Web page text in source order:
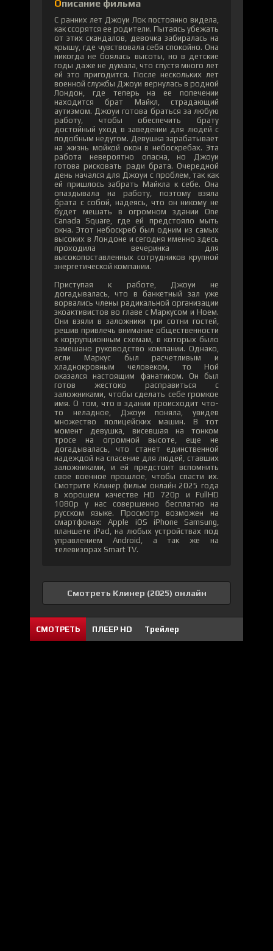
Описание фильма
С ранних лет Джоуи Лок постоянно видела,
как ссорятся ее родители. Пытаясь убежать
от этих скандалов, девочка забиралась на
крышу, где чувствовала себя спокойно. Она
никогда не боялась высоты, но в детские
годы даже не думала, что спустя много лет
ей это пригодится. После нескольких лет
военной службы Джоуи вернулась в родной
Лондон, где теперь на ее попечении
находится брат Майкл, страдающий
аутизмом. Джоуи готова браться за любую
работу, чтобы обеспечить брату
достойный уход в заведении для людей с
подобным недугом. Девушка зарабатывает
на жизнь мойкой окон в небоскребах. Эта
работа невероятно опасна, но Джоуи
готова рисковать ради брата. Очередной
день начался для Джоуи с проблем, так как
ей пришлось забрать Майкла к себе. Она
опаздывала на работу, поэтому взяла
брата с собой, надеясь, что он никому не
будет мешать в огромном здании One
Canada Square, где ей предстояло мыть
окна. Этот небоскреб был одним из самых
высоких в Лондоне и сегодня именно здесь
проходила вечеринка для
высокопоставленных сотрудников крупной
энергетической компании.
Приступая к работе, Джоуи не
догадывалась, что в банкетный зал уже
ворвались члены радикальной организации
экоактивистов во главе с Маркусом и Ноем.
Они взяли в заложники три сотни гостей,
решив привлечь внимание общественности
к коррупционным схемам, в которых было
замешано руководство компании. Однако,
если Маркус был расчетливым и
хладнокровным человеком, то Ной
оказался настоящим фанатиком. Он был
готов жестоко расправиться с
заложниками, чтобы сделать себе громкое
имя. О том, что в здании происходит что-
то неладное, Джоуи поняла, увидев
множество полицейских машин. В тот
момент девушка, висевшая на тонком
тросе на огромной высоте, еще не
догадывалась, что станет единственной
надеждой на спасение для людей, ставших
заложниками, и ей предстоит вспомнить
свое военное прошлое, чтобы спасти их.
Смотрите Клинер фильм онлайн 2025 года
в хорошем качестве HD 720p и FullHD
1080p у нас совершенно бесплатно на
русском языке. Просмотр возможен на
смартфонах: Apple iOS iPhone Samsung,
планшете iPad, на любых устройствах под
управлением Android, а так же на
телевизорах Smart TV.
Смотреть Клинер (2025) онлайн
СМОТРЕТЬ ПЛЕЕР HD Трейлер